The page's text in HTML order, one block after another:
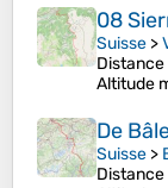
08
Suisse >
Distance
Altitude
De
Suisse >
Distance